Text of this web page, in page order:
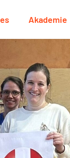
Akademie